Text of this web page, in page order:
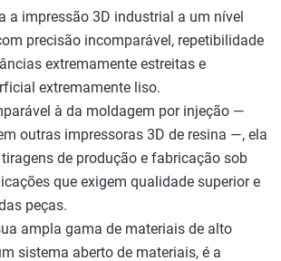
a impressão 3D industrial a um nível
precisão incomparável, repetibilidade
extremamente estreitas e
extremamente liso.
à da moldagem por injeção —
outras impressoras 3D de resina —, ela
de produção e fabricação sob
que exigem qualidade superior e
peças.
ampla gama de materiais de alto
sistema aberto de materiais, é a